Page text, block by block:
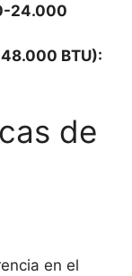
24.000
BTU):
de
en el